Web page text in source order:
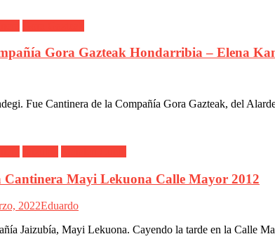
Gora Gazteak Hondarribia – Elena
Fue Cantinera de la Compañía Gora Gazteak, del
Cantinera Mayi Lekuona Calle Mayor 2012
2022Eduardo
Jaizubía, Mayi Lekuona. Cayendo la tarde en la Calle